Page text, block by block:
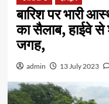
बारिश पर भारी
का सैलाब, हाईवे
जगह,
admin 13 July 2023